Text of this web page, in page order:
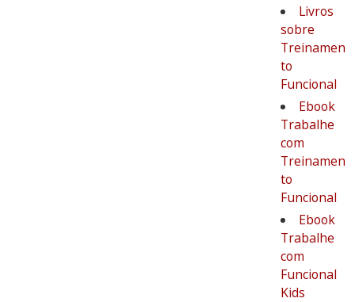
Livros
sobre
Treinamen
to
Funcional
Ebook
Trabalhe
com
Treinamen
to
Funcional
Ebook
Trabalhe
com
Funcional
Kids